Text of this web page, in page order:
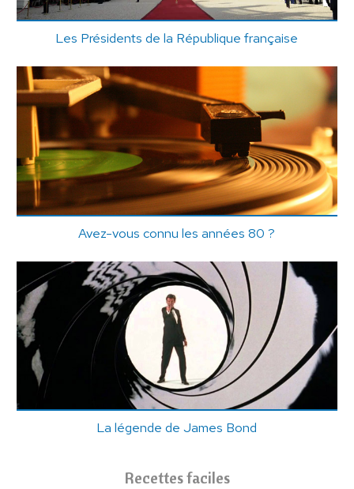
Les Présidents de la République française
Avez-vous connu les années 80 ?
La légende de James Bond
Recettes faciles